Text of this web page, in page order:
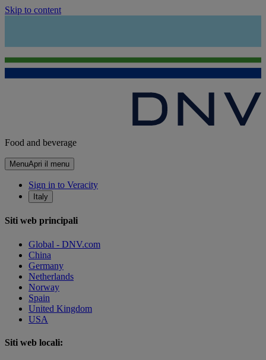
Skip to content
Food and beverage
MenuApri il menu
Sign in to Veracity
Italy
Siti web principali
Global - DNV.com
China
Germany
Netherlands
Norway
Spain
United Kingdom
USA
Siti web locali: